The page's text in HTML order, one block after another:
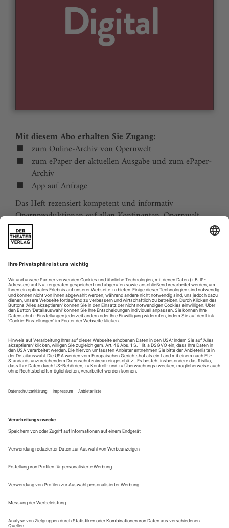
Mit diesem Abo erhalten Sie Zugang:
zum Online-Archiv von Opernwelt
zum ePaper der aktuellen Ausgabe und zum ePaper-
Archiv
App auf Anfrage
Das Heft rezensiert kompetent und informativ
Opernproduktionen auf allen Kontinenten. Opernwelt
zeigt die Welt hinter der Bühne, befragt die Macher und
verfolgt die Kulturpolitik. Große Themenblöcke
behandeln die Geschichte der Oper, bedeutende
Komponisten und die interessantesten Aspekte des
internationalen Musiklebens. Die Premierenvorschau
animiert zu Opernreisen in alle Welt.
Sie erhalten Zugang zum Online-Archiv von Opernwelt
und können sowohl das aktuelle ePaper als auch das
ePaper-Archiv über Ihren Account auf www.der-
theaterverlag.de einsehen. Zugang zur App auf Anfrage.
Das Abonnement hat eine Laufzeit von einem Monat und
verlängert sich jeweils um einen weiteren Monat, sofern
es nicht vom Kunden auf der Seite „Mein Konto/Meine
Bestellungen“ auf www.der-theaterverlag.de gekündigt
in Kraft.
Aus steuerlichen Gründen abweichende Preise für Käufe
außerhalb Deutschlands (Endpreis vor Auslösen der Bestellung
ersichtlich)
9,99 €